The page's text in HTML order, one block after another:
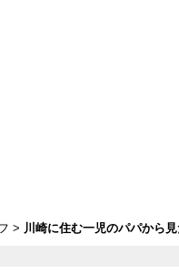
川崎に住む一児のパパから